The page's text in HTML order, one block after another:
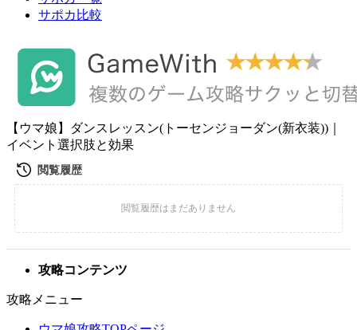
サポカ比較
【ウマ娘】ダンスレッスン(トーセンジョーダン(新衣装))｜
イベント選択肢と効果
攻略コンテンツ
攻略メニュー